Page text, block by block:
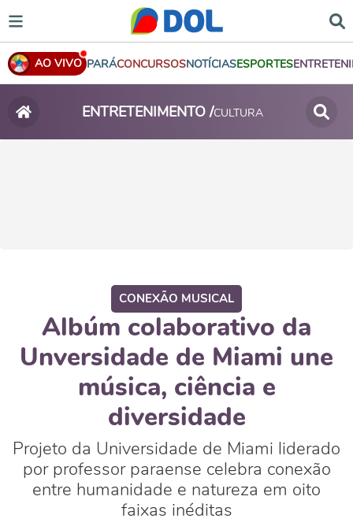
AO VIVO PARÁCONCURSOSNOTÍCIASESPORTES
ENTRETENIMENTO /CULTURA
CONEXÃO MUSICAL
Albúm colaborativo da
Unversidade de Miami une
música, ciência e
diversidade
Projeto da Universidade de Miami liderado
por professor paraense celebra conexão
entre humanidade e natureza em oito
faixas inéditas